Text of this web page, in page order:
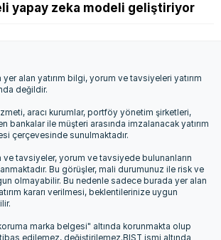
yapay zeka modeli geliştiriyor
alan yatırım bilgi, yorum ve tavsiyeleri yatırım
değildir.
aracı kurumlar, portföy yönetim şirketleri,
bankalar ile müşteri arasında imzalanacak yatırım
çerçevesinde sunulmaktadır.
tavsiyeler, yorum ve tavsiyede bulunanların
Bu görüşler, mali durumunuz ile risk ve
olmayabilir. Bu nedenle sadece burada yer alan
kararı verilmesi, beklentilerinize uygun
marka belgesi" altında korunmakta olup
edilemez, değiştirilemez.BIST ismi altında